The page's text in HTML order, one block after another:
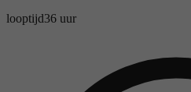
looptijd36 uur